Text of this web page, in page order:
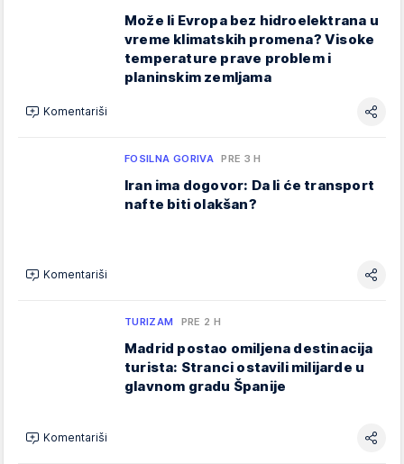
Može li Evropa bez hidroelektrana u
vreme klimatskih promena? Visoke
temperature prave problem i
planinskim zemljama
Komentariši
FOSILNA GORIVA PRE 3 H
Iran ima dogovor: Da li će transport
nafte biti olakšan?
Komentariši
TURIZAM PRE 2 H
Madrid postao omiljena destinacija
turista: Stranci ostavili milijarde u
glavnom gradu Španije
Komentariši